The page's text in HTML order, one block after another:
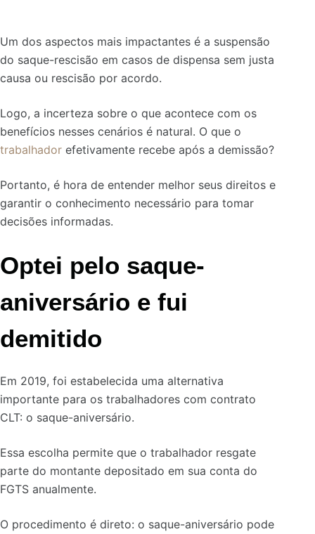
Um dos aspectos mais impactantes é a suspensão
do saque-rescisão em casos de dispensa sem justa
causa ou rescisão por acordo.
Logo, a incerteza sobre o que acontece com os
benefícios nesses cenários é natural. O que o
trabalhador efetivamente recebe após a demissão?
Portanto, é hora de entender melhor seus direitos e
garantir o conhecimento necessário para tomar
decisões informadas.
Optei pelo saque-
aniversário e fui
demitido
Em 2019, foi estabelecida uma alternativa
importante para os trabalhadores com contrato
CLT: o saque-aniversário.
Essa escolha permite que o trabalhador resgate
parte do montante depositado em sua conta do
FGTS anualmente.
O procedimento é direto: o saque-aniversário pode